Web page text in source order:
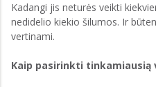
Kadangi jis neturės veikti
nedidelio kiekio šilumos. Ir
vertinami.
Kaip pasirinkti tinkamiausią